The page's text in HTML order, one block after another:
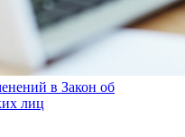
в Закон об
лиц